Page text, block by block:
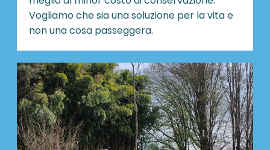
Vogliamo che sia una soluzione per la vita e
non una cosa passeggera.